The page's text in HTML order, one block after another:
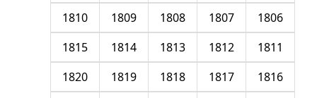
1806
1807
1808
1809
1810
1811
1812
1813
1814
1815
1816
1817
1818
1819
1820